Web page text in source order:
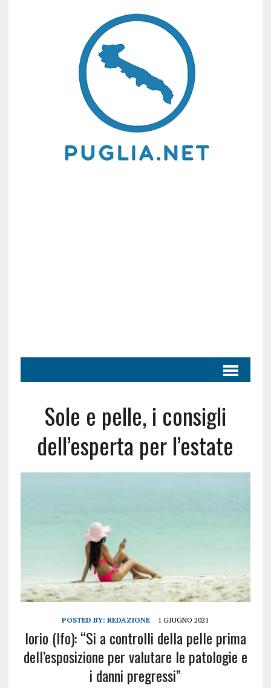
Sole e pelle, i consigli
dell’esperta per l’estate
POSTED BY:REDAZIONE 1 GIUGNO 2021
Iorio (Ifo): “Si a controlli della pelle prima
dell’esposizione per valutare le patologie e
i danni pregressi”